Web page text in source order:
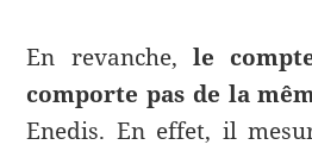
En revanche, le
comporte pas de la
Enedis. En effet, il